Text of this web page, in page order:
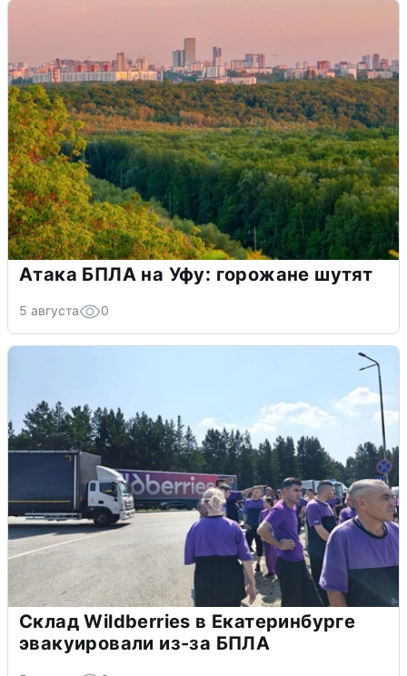
Атака БПЛА на Уфу: горожане шутят
5 августа 0
Склад Wildberries в Екатеринбурге
эвакуировали из-за БПЛА